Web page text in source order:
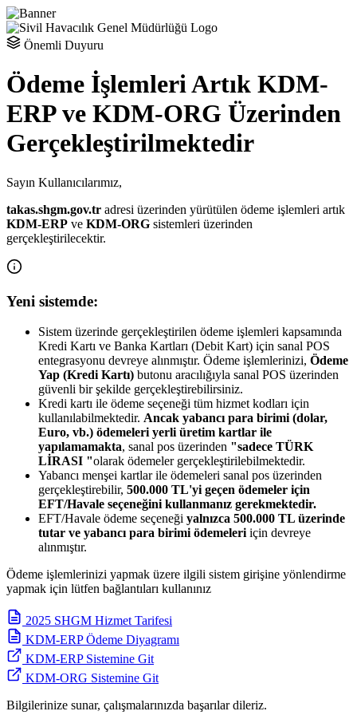
Önemli Duyuru
Ödeme İşlemleri Artık KDM-
ERP ve KDM-ORG Üzerinden
Gerçekleştirilmektedir
Sayın Kullanıcılarımız,
takas.shgm.gov.tr adresi üzerinden yürütülen ödeme işlemleri artık
KDM-ERP ve KDM-ORG sistemleri üzerinden
gerçekleştirilecektir.
Yeni sistemde:
Sistem üzerinde gerçekleştirilen ödeme işlemleri kapsamında
Kredi Kartı ve Banka Kartları (Debit Kart) için sanal POS
entegrasyonu devreye alınmıştır. Ödeme işlemlerinizi, Ödeme
Yap (Kredi Kartı) butonu aracılığıyla sanal POS üzerinden
güvenli bir şekilde gerçekleştirebilirsiniz.
Kredi kartı ile ödeme seçeneği tüm hizmet kodları için
kullanılabilmektedir. Ancak yabancı para birimi (dolar,
Euro, vb.) ödemeleri yerli üretim kartlar ile
yapılamamakta, sanal pos üzerinden "sadece TÜRK
LİRASI "olarak ödemeler gerçekleştirilebilmektedir.
Yabancı menşei kartlar ile ödemeleri sanal pos üzerinden
gerçekleştirebilir, 500.000 TL'yi geçen ödemeler için
EFT/Havale seçeneğini kullanmanız gerekmektedir.
EFT/Havale ödeme seçeneği yalnızca 500.000 TL üzerinde
tutar ve yabancı para birimi ödemeleri için devreye
alınmıştır.
Ödeme işlemlerinizi yapmak üzere ilgili sistem girişine yönlendirme
yapmak için lütfen bağlantıları kullanınız
2025 SHGM Hizmet Tarifesi
KDM-ERP Ödeme Diyagramı
KDM-ERP Sistemine Git
KDM-ORG Sistemine Git
Bilgilerinize sunar, çalışmalarınızda başarılar dileriz.